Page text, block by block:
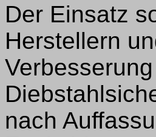
Der Einsatz
Herstellern
nach